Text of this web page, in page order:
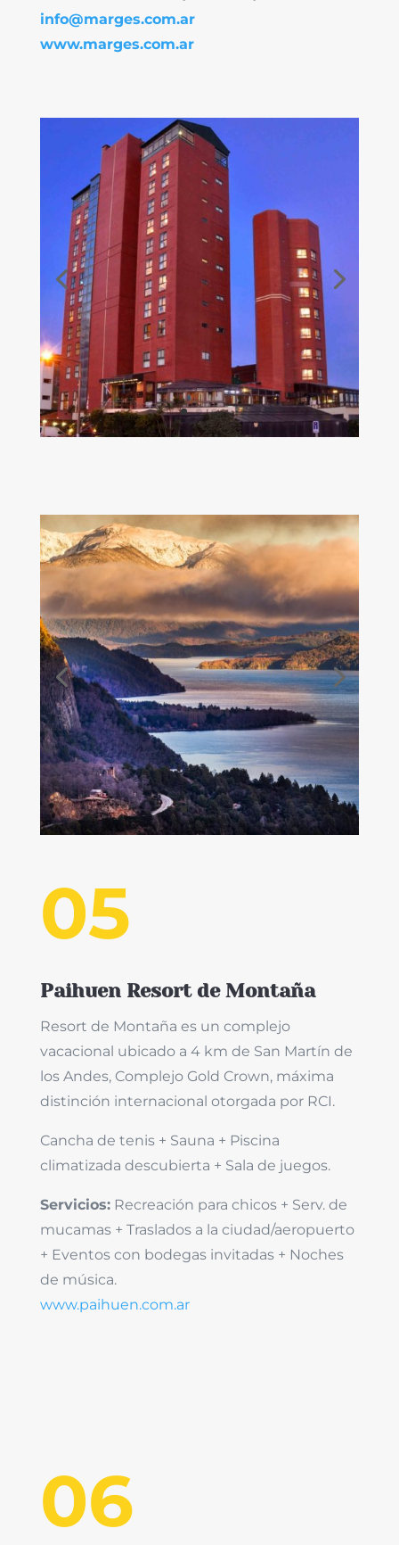
info@marges.com.ar
www.marges.com.ar
05
Paihuen Resort de Montaña
Resort de Montaña es un complejo
vacacional ubicado a 4 km de San Martín de
los Andes, Complejo Gold Crown, máxima
distinción internacional otorgada por RCI.
Cancha de tenis + Sauna + Piscina
climatizada descubierta + Sala de juegos.
Servicios:Recreación para chicos + Serv. de
mucamas + Traslados a la ciudad/aeropuerto
+ Eventos con bodegas invitadas + Noches
de música.
www.paihuen.com.ar
06